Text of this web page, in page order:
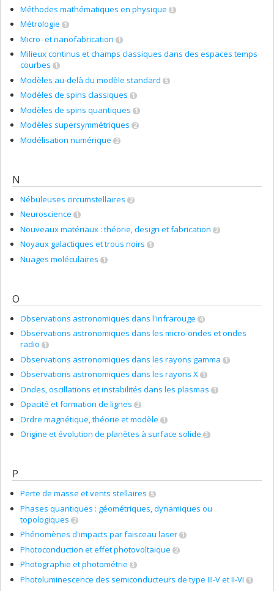
Méthodes mathématiques en physique 3
Métrologie 1
Micro- et nanofabrication 1
Milieux continus et champs classiques dans des espaces temps
courbes 1
Modèles au-delà du modèle standard 5
Modèles de spins classiques 1
Modèles de spins quantiques 1
Modèles supersymmétriques 2
Modélisation numérique 2
N
Nébuleuses circumstellaires 2
Neuroscience 1
Nouveaux matériaux : théorie, design et fabrication 2
Noyaux galactiques et trous noirs 1
Nuages moléculaires 1
O
Observations astronomiques dans l'infrarouge 4
Observations astronomiques dans les micro-ondes et ondes
radio 1
Observations astronomiques dans les rayons gamma 1
Observations astronomiques dans les rayons X 1
Ondes, oscillations et instabilités dans les plasmas 1
Opacité et formation de lignes 2
Ordre magnétique, théorie et modèle 1
Origine et évolution de planètes à surface solide 3
P
Perte de masse et vents stellaires 5
Phases quantiques : géométriques, dynamiques ou
topologiques 2
Phénomènes d'impacts par faisceau laser 1
Photoconduction et effet photovoltaique 2
Photographie et photométrie 3
Photoluminescence des semiconducteurs de type III-V et II-VI 1